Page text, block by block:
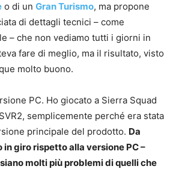
o di un Gran Turismo, ma propone
di dettagli tecnici – come
– che non vediamo tutti i giorni in
fare di meglio, ma il risultato, visto
molto buono.
PC. Ho giocato a Sierra Squad
semplicemente perché era stata
principale del prodotto. Da
in giro rispetto alla versione PC –
molti più problemi di quelli che